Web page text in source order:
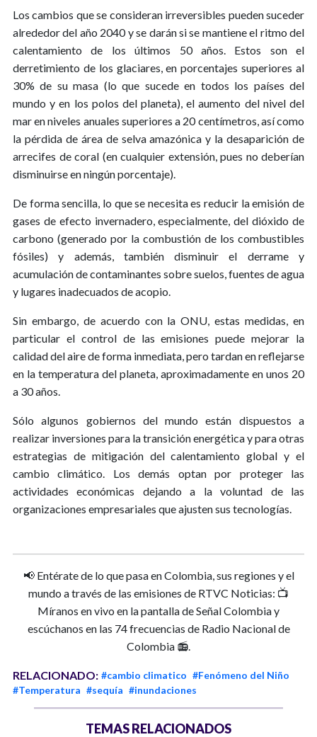
Los cambios que se consideran irreversibles pueden suceder
alrededor del año 2040 y se darán si se mantiene el ritmo del
calentamiento de los últimos 50 años. Estos son el
derretimiento de los glaciares, en porcentajes superiores al
30% de su masa (lo que sucede en todos los países del
mundo y en los polos del planeta), el aumento del nivel del
mar en niveles anuales superiores a 20 centímetros, así como
la pérdida de área de selva amazónica y la desaparición de
arrecifes de coral (en cualquier extensión, pues no deberían
disminuirse en ningún porcentaje).
De forma sencilla, lo que se necesita es reducir la emisión de
gases de efecto invernadero, especialmente, del dióxido de
carbono (generado por la combustión de los combustibles
fósiles) y además, también disminuir el derrame y
acumulación de contaminantes sobre suelos, fuentes de agua
y lugares inadecuados de acopio.
Sin embargo, de acuerdo con la ONU, estas medidas, en
particular el control de las emisiones puede mejorar la
calidad del aire de forma inmediata, pero tardan en reflejarse
en la temperatura del planeta, aproximadamente en unos 20
a 30 años.
Sólo algunos gobiernos del mundo están dispuestos a
realizar inversiones para la transición energética y para otras
estrategias de mitigación del calentamiento global y el
cambio climático. Los demás optan por proteger las
actividades económicas dejando a la voluntad de las
organizaciones empresariales que ajusten sus tecnologías.
📢 Entérate de lo que pasa en Colombia, sus regiones y el
mundo a través de las emisiones de RTVC Noticias: 📺
Míranos en vivo en la pantalla de Señal Colombia y
escúchanos en las 74 frecuencias de Radio Nacional de
Colombia 📻.
RELACIONADO: #cambio climatico #Fenómeno del Niño
#Temperatura #sequía #inundaciones
TEMAS RELACIONADOS